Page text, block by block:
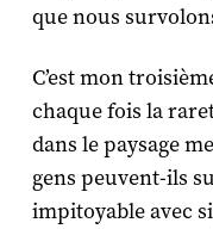
que nous
C’est mon
chaque fois la
dans le paysage
gens peuvent-ils
impitoyable avec